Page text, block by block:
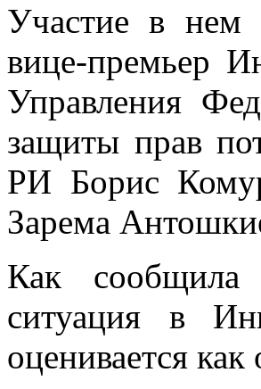
Участие в нем
вице-премьер
Управления
защиты прав
РИ Борис
Зарема
Как сообщила
ситуация в
оценивается